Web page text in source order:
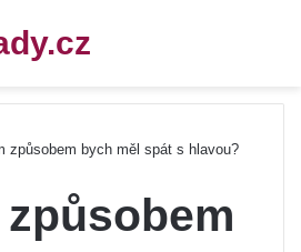
způsobem bych měl spát s hlavou?